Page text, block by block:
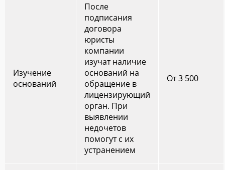
Изучение
оснований
После
подписания
договора
юристы
компании
изучат наличие
оснований на
обращение в
лицензирующий
орган. При
выявлении
недочетов
помогут с их
устранением
От 3 500